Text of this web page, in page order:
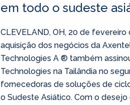
em todo o sudeste
CLEVELAND, OH, 20 de
aquisição dos negócios da
Technologies A ® também
Technologies na Tailândia no
fornecedoras de soluções de
o Sudeste Asiático. Com o